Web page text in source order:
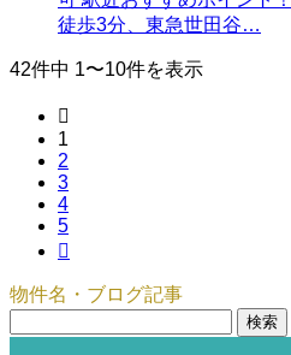
徒歩3分、東急世田谷…
42件中 1〜10件を表示

1
2
3
4
5

物件名・ブログ記事
索: